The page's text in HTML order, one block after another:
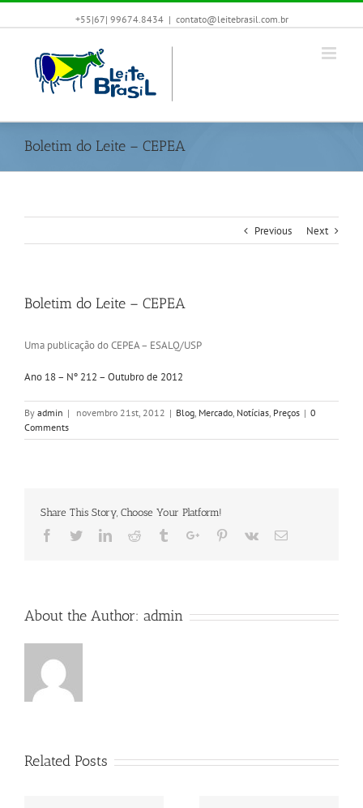
+55|67| 99674.8434 | contato@leitebrasil.com.br
Boletim do Leite – CEPEA
Previous Next
Boletim do Leite – CEPEA
Uma publicação do CEPEA – ESALQ/USP
Ano 18 – Nº 212 – Outubro de 2012
By admin | novembro 21st, 2012 | Blog, Mercado, Notícias, Preços | 0
Comments
Share This Story, Choose Your Platform!
Facebook
TwitterLinkedinReddit TumblrGoogle+Pinterest
Vk Email
About the Author: admin
Related Posts